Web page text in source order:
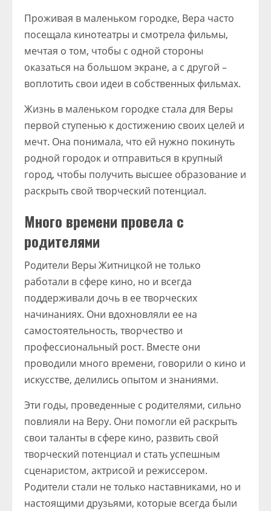
Проживая в маленьком городке, Вера часто
посещала кинотеатры и смотрела фильмы,
мечтая о том, чтобы с одной стороны
оказаться на большом экране, а с другой –
воплотить свои идеи в собственных фильмах.
Жизнь в маленьком городке стала для Веры
первой ступенью к достижению своих целей и
мечт. Она понимала, что ей нужно покинуть
родной городок и отправиться в крупный
город, чтобы получить высшее образование и
раскрыть свой творческий потенциал.
Много времени провела с
родителями
Родители Веры Житницкой не только
работали в сфере кино, но и всегда
поддерживали дочь в ее творческих
начинаниях. Они вдохновляли ее на
самостоятельность, творчество и
профессиональный рост. Вместе они
проводили много времени, говорили о кино и
искусстве, делились опытом и знаниями.
Эти годы, проведенные с родителями, сильно
повлияли на Веру. Они помогли ей раскрыть
свои таланты в сфере кино, развить свой
творческий потенциал и стать успешным
сценаристом, актрисой и режиссером.
Родители стали не только наставниками, но и
настоящими друзьями, которые всегда были